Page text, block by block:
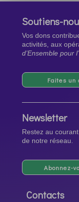
Soutiens-
Vos dons
activités, aux
d’Ensemble pour
Faites un
Newsletter
Restez au
de notre réseau.
Abonnez-
Contacts